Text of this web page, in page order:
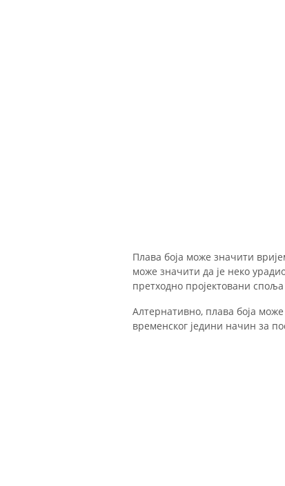
Плава боја може значити
може значити да је неко
претходно пројектовани
Алтернативно, плава боја
временског једини начин за